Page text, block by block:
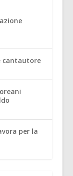
cantautore
per la